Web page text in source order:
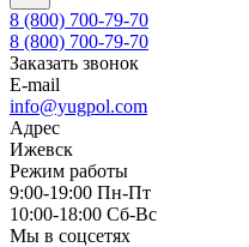
8 (800) 700-79-70
8 (800) 700-79-70
Заказать звонок
E-mail
info@yugpol.com
Адрес
Ижевск
Режим работы
9:00-19:00 Пн-Пт
10:00-18:00 Cб-Вс
Мы в соцсетях